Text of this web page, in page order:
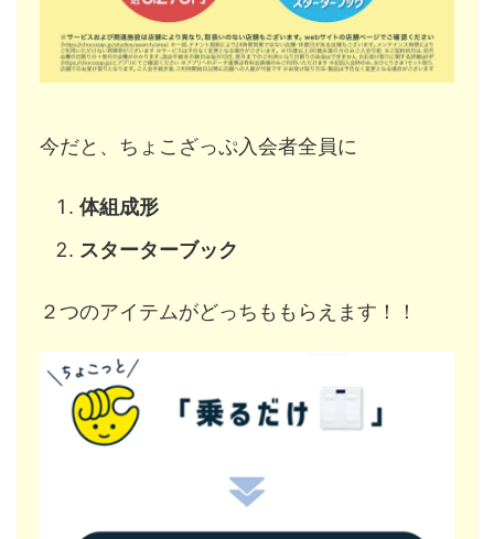
今だと、ちょこざっぷ入会者全員に
体組成形
スターターブック
２つのアイテムがどっちももらえます！！